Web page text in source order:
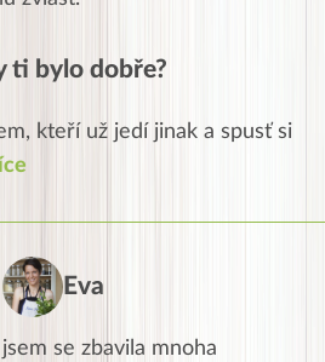
ti bylo dobře?
kteří už jedí jinak a spusť si
Eva
se zbavila mnoha